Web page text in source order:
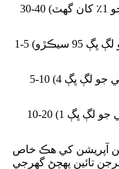
آپريشن کي هڪ خاص